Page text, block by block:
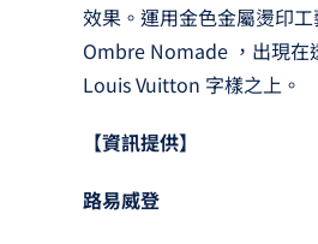
效果。運用金色金屬燙印
Ombre Nomade ，出現在
Louis Vuitton 字樣之上。
【資訊提供】
路易威登